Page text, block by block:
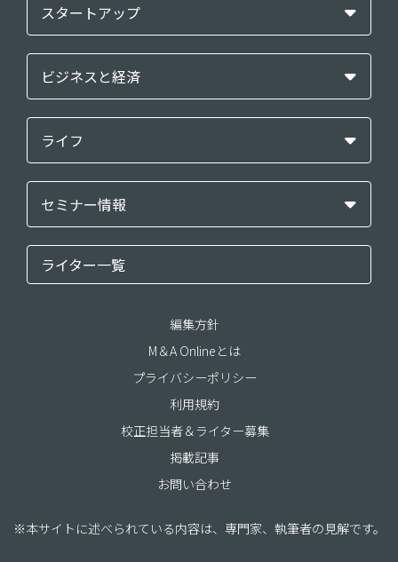
スタートアップ
ビジネスと経済
ライフ
セミナー情報
ライター一覧
編集方針
M＆A Onlineとは
プライバシーポリシー
利用規約
校正担当者＆ライター募集
掲載記事
お問い合わせ
※本サイトに述べられている内容は、専門家、執筆者の見解です。